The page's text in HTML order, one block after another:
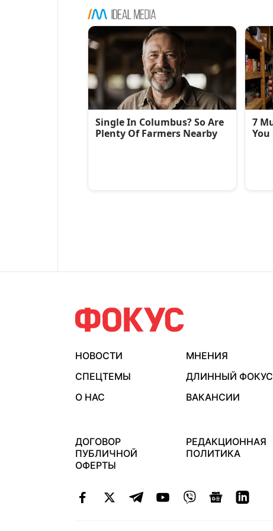
НОВОСТИ МНЕНИЯ
СПЕЦТЕМЫ
ДЛИННЫЙ ФОКУС
О НАС
ВАКАНСИИ
ДОГОВОР
ПУБЛИЧНОЙ
ОФЕРТЫ
РЕДАКЦИОННАЯ
ПОЛИТИКА